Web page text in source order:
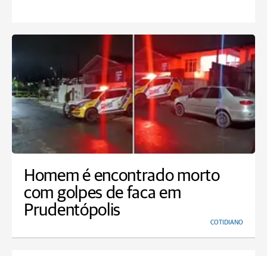
Homem é encontrado morto
com golpes de faca em
Prudentópolis
COTIDIANO